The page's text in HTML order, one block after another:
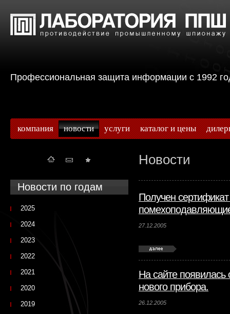
Профессиональная защита информации с
компания новости услуги каталог и цены
Новости
Получен
27.12.2005
На сайте появилась
нового прибора.
26.12.2005
Новости по годам
2025
2024
2023
2022
2021
2020
2019